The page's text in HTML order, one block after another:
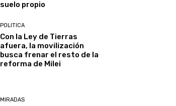
suelo propio
POLITICA
Con la Ley de Tierras
afuera, la movilización
busca frenar el resto de la
reforma de Milei
MIRADAS